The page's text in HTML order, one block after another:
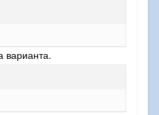
варианта.